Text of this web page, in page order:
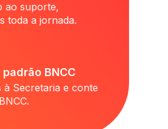
ao suporte,
toda a jornada.
BNCC
à Secretaria e conte